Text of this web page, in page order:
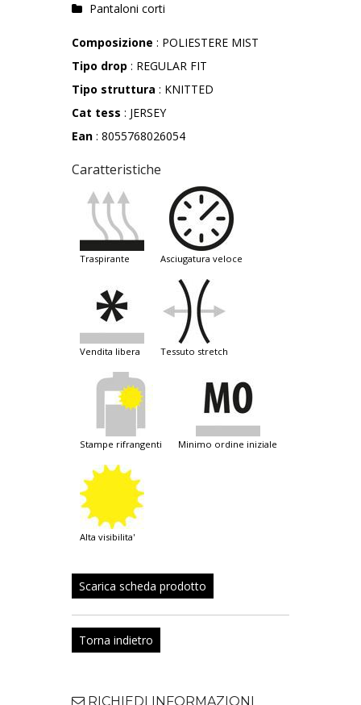
Pantaloni corti
Composizione : POLIESTERE MIST
Tipo drop : REGULAR FIT
Tipo struttura : KNITTED
Cat tess : JERSEY
Ean : 8055768026054
Caratteristiche
traspirante asciugatura veloce
vendita libera tessuto stretch
stampe rifrangenti minimo ordine iniziale
alta visibilita'
Scarica scheda prodotto
Torna indietro
RICHIEDI INFORMAZIONI